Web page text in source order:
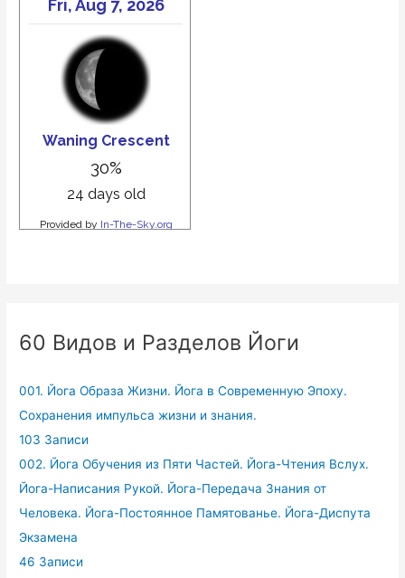
60 Видов и Разделов Йоги
001. Йога Образа Жизни. Йога в Современную Эпоху.
Сохранения импульса жизни и знания.
103 Записи
002. Йога Обучения из Пяти Частей. Йога-Чтения Вслух.
Йога-Написания Рукой. Йога-Передача Знания от
Человека. Йога-Постоянное Памятованье. Йога-Диспута
Экзамена
46 Записи